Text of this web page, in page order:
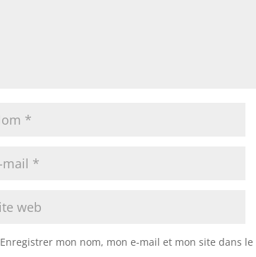
Enregistrer mon nom, mon e-mail et mon site dans